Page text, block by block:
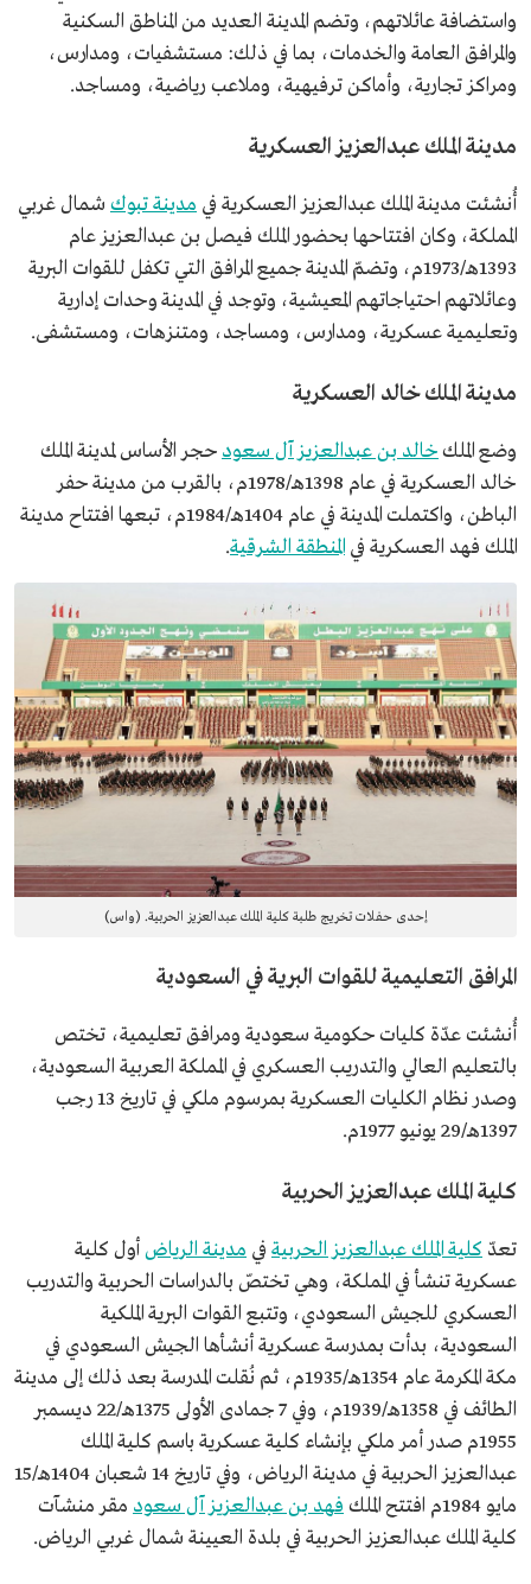
واستضافة عائلاتهم، وتضم المدينة العديد من المناطق السكنية
والمرافق العامة والخدمات، بما في ذلك: مستشفيات، ومدارس،
ومراكز تجارية، وأماكن ترفيهية، وملاعب رياضية، ومساجد.
مدينة الملك عبدالعزيز العسكرية
أُنشئت مدينة الملك عبدالعزيز العسكرية في مدينة تبوك شمال غربي
المملكة، وكان افتتاحها بحضور الملك فيصل بن عبدالعزيز عام
1393هـ/1973م، وتضمّ المدينة جميع المرافق التي تكفل للقوات البرية
وعائلاتهم احتياجاتهم المعيشية، وتوجد في المدينة وحدات إدارية
وتعليمية عسكرية، ومدارس، ومساجد، ومتنزهات، ومستشفى.
مدينة الملك خالد العسكرية
وضع الملكخالد بن عبدالعزيز آل سعود حجر الأساس لمدينة الملك
خالد العسكرية في عام 1398هـ/1978م، بالقرب من مدينة حفر
الباطن، واكتملت المدينة في عام 1404هـ/1984م، تبعها افتتاح مدينة
الملك فهد العسكرية في المنطقة الشرقية.
إحدى حفلات تخريج طلبة كلية الملك عبدالعزيز الحربية. (واس)
المرافق التعليمية للقوات البرية في السعودية
أُنشئت عدّة كليات حكومية سعودية ومرافق تعليمية، تختص
بالتعليم العالي والتدريب العسكري في المملكة العربية السعودية،
وصدر نظام الكليات العسكرية بمرسوم ملكي في تاريخ 13 رجب
1397هـ/29 يونيو 1977م.
كلية الملك عبدالعزيز الحربية
تعدّ كلية الملك عبدالعزيز الحربية في مدينة الرياض أول كلية
عسكرية تنشأ في المملكة، وهي تختصّ بالدراسات الحربية والتدريب
العسكري للجيش السعودي، وتتبع القوات البرية الملكية
السعودية، بدأت بمدرسة عسكرية أنشأها الجيش السعودي في
مكة المكرمة عام 1354هـ/1935م، ثم نُقلت المدرسة بعد ذلك إلى مدينة
الطائف في 1358هـ/1939م، وفي 7 جمادى الأولى 1375هـ/22 ديسمبر
1955م صدر أمر ملكي بإنشاء كلية عسكرية باسم كلية الملك
عبدالعزيز الحربية في مدينة الرياض، وفي تاريخ 14 شعبان 1404هـ/15
مايو 1984م افتتح الملك
فهد بن عبدالعزيز آل سعود مقر منشآت
كلية الملك عبدالعزيز الحربية في بلدة العيينة شمال غربي الرياض.